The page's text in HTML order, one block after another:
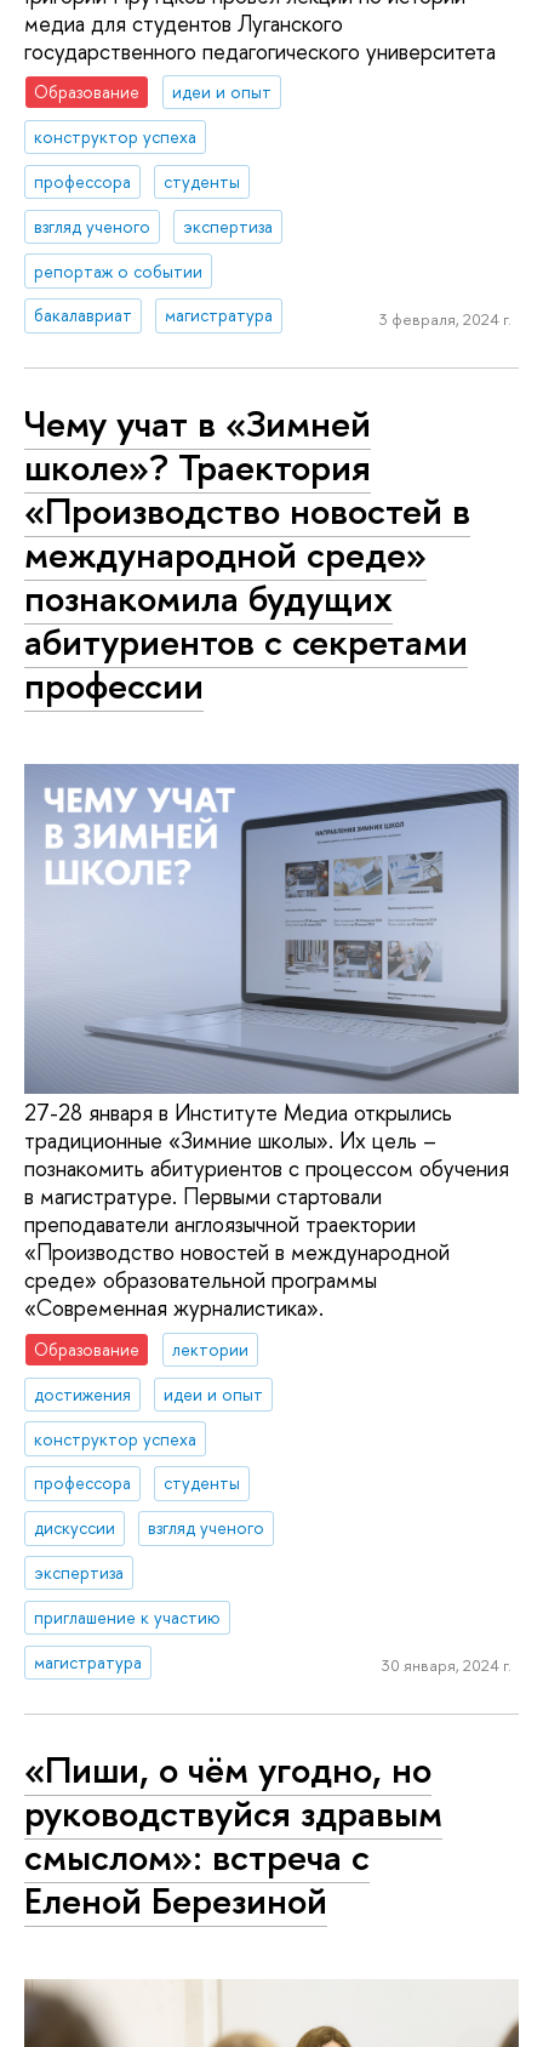
медиа для студентов Луганского
государственного педагогического университета
Образование
идеи и опыт
конструктор успеха
профессора
студенты
взгляд ученого
экспертиза
репортаж о событии
бакалавриат
магистратура 3 февраля, 2024 г.
Чему учат в «Зимней
школе»? Траектория
«Производство новостей в
международной среде»
познакомила будущих
абитуриентов с секретами
профессии
27-28 января в Институте Медиа открылись
традиционные «Зимние школы». Их цель –
познакомить абитуриентов с процессом обучения
в магистратуре. Первыми стартовали
преподаватели англоязычной траектории
«Производство новостей в международной
среде» образовательной программы
«Современная журналистика».
Образование
лектории
достижения
идеи и опыт
конструктор успеха
профессора
студенты
дискуссии
взгляд ученого
экспертиза
приглашение к участию
магистратура
30 января, 2024 г.
«Пиши, о чём угодно, но
руководствуйся здравым
смыслом»: встреча с
Еленой Березиной